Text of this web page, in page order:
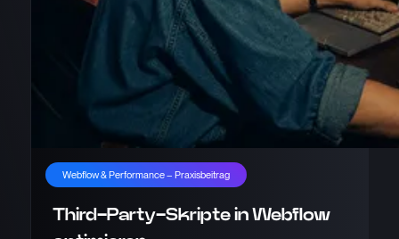
Webflow & Performance – Praxisbeitrag
20.05.2026
Third-Party-Skripte in Webflow